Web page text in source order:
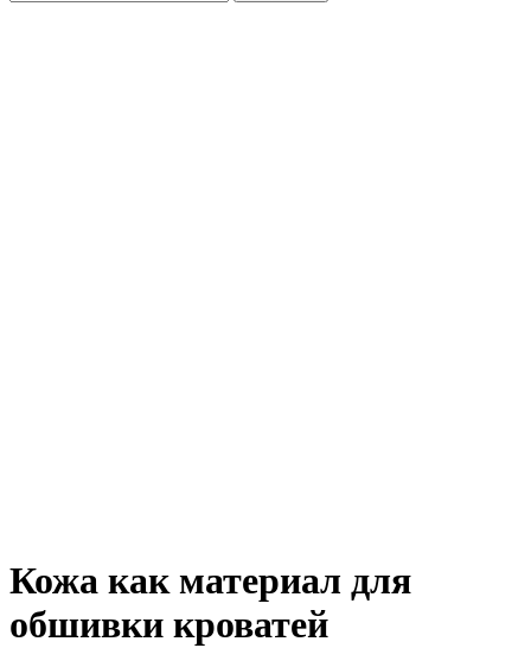
Кожа как материал для
обшивки кроватей